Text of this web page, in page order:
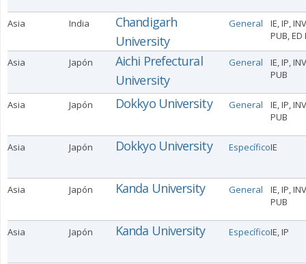
Asia India
Chandigarh
University
General
IE, IP,
PUB, ED
Asia Japón
Aichi Prefectural
University
General
IE, IP,
PUB
Asia Japón Dokkyo University General
IE, IP,
PUB
Asia Japón Dokkyo University EspecíficoIE
Asia Japón Kanda University General
IE, IP,
PUB
Asia Japón Kanda University EspecíficoIE, IP